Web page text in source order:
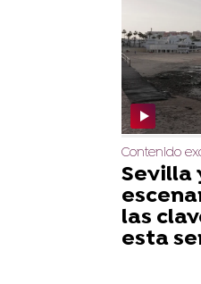
Contenido
Sevilla
las
esta